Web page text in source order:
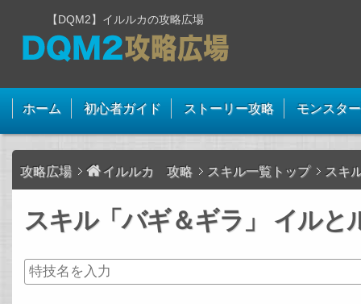
【DQM2】イルルカの攻略広場
ホーム 初心者ガイド ストーリー攻略 モンスタ
攻略広場 イルルカ 攻略 スキル一覧トップ スキ
スキル「バギ＆ギラ」 イルと